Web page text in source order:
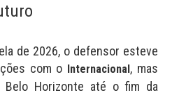
de 2026, o defensor esteve
com o Internacional, mas
Belo Horizonte até o fim da